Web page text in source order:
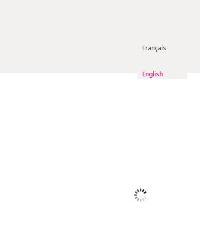
Français
English